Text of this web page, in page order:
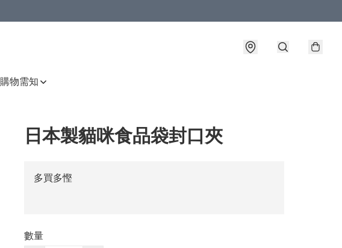
購物需知
日本製貓咪食品袋封口夾
多買多慳
數量